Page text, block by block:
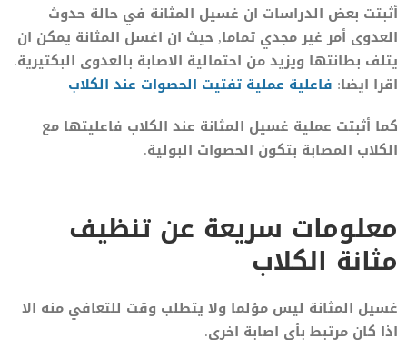
أثبتت بعض الدراسات ان غسيل المثانة في حالة حدوث
العدوى أمر غير مجدي تماما, حيث ان اغسل المثانة يمكن ان
يتلف بطانتها ويزيد من احتمالية الاصابة بالعدوى البكتيرية.
اقرا ايضا: فاعلية عملية تفتيت الحصوات عند الكلاب
كما أثبتت عملية غسيل المثانة عند الكلاب فاعليتها مع
الكلاب المصابة بتكون الحصوات البولية.
معلومات سريعة عن تنظيف
مثانة الكلاب
غسيل المثانة ليس مؤلما ولا يتطلب وقت للتعافي منه الا
اذا كان مرتبط بأى اصابة اخرى.